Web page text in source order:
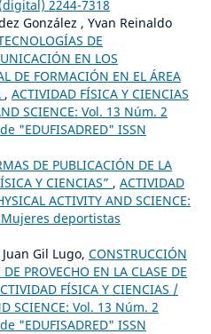
2244-7318
González , Yvan Reinaldo
DE
EN LOS
DE FORMACIÓN EN EL ÁREA
, ACTIVIDAD FÍSICA Y CIENCIAS
SCIENCE: Vol. 13 Núm. 2
"EDUFISADRED" ISSN
DE PUBLICACIÓN DE LA
Y CIENCIAS” , ACTIVIDAD
ACTIVITY AND SCIENCE:
deportistas
Gil Lugo, CONSTRUCCIÓN
PROVECHO EN LA CLASE DE
FÍSICA Y CIENCIAS /
SCIENCE: Vol. 13 Núm. 2
"EDUFISADRED" ISSN